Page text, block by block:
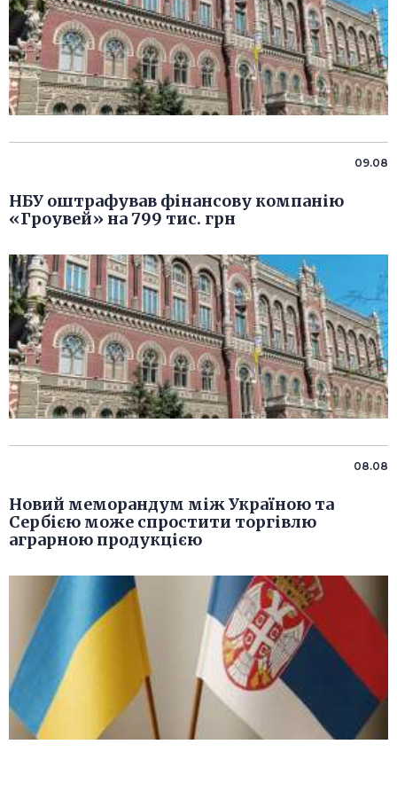
09.08
НБУ оштрафував фінансову компанію
«Гроувей» на 799 тис. грн
08.08
Новий меморандум між Україною та
Сербією може спростити торгівлю
аграрною продукцією